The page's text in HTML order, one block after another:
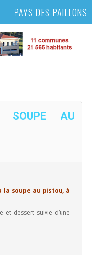
PAYS DES PAILLONS
SOUPE AU
la soupe au pistou, à
et dessert suivie d’une